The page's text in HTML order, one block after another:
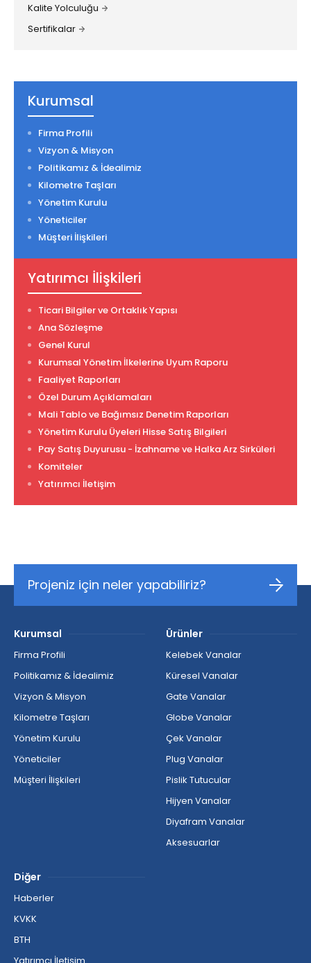
Kalite Yolculuğu
Sertifikalar
Kurumsal
Firma Profili
Vizyon & Misyon
Politikamız & İdealimiz
Kilometre Taşları
Yönetim Kurulu
Yöneticiler
Müşteri İlişkileri
Yatırımcı İlişkileri
Ticari Bilgiler ve Ortaklık Yapısı
Ana Sözleşme
Genel Kurul
Kurumsal Yönetim İlkelerine Uyum Raporu
Faaliyet Raporları
Özel Durum Açıklamaları
Mali Tablo ve Bağımsız Denetim Raporları
Yönetim Kurulu Üyeleri Hisse Satış Bilgileri
Pay Satış Duyurusu - İzahname ve Halka Arz Sirküleri
Komiteler
Yatırımcı İletişim
Projeniz için neler yapabiliriz?
Kurumsal
Firma Profili
Politikamız & İdealimiz
Vizyon & Misyon
Kilometre Taşları
Yönetim Kurulu
Yöneticiler
Müşteri İlişkileri
Ürünler
Kelebek Vanalar
Küresel Vanalar
Gate Vanalar
Globe Vanalar
Çek Vanalar
Plug Vanalar
Pislik Tutucular
Hijyen Vanalar
Diyafram Vanalar
Aksesuarlar
Diğer
Haberler
KVKK
BTH